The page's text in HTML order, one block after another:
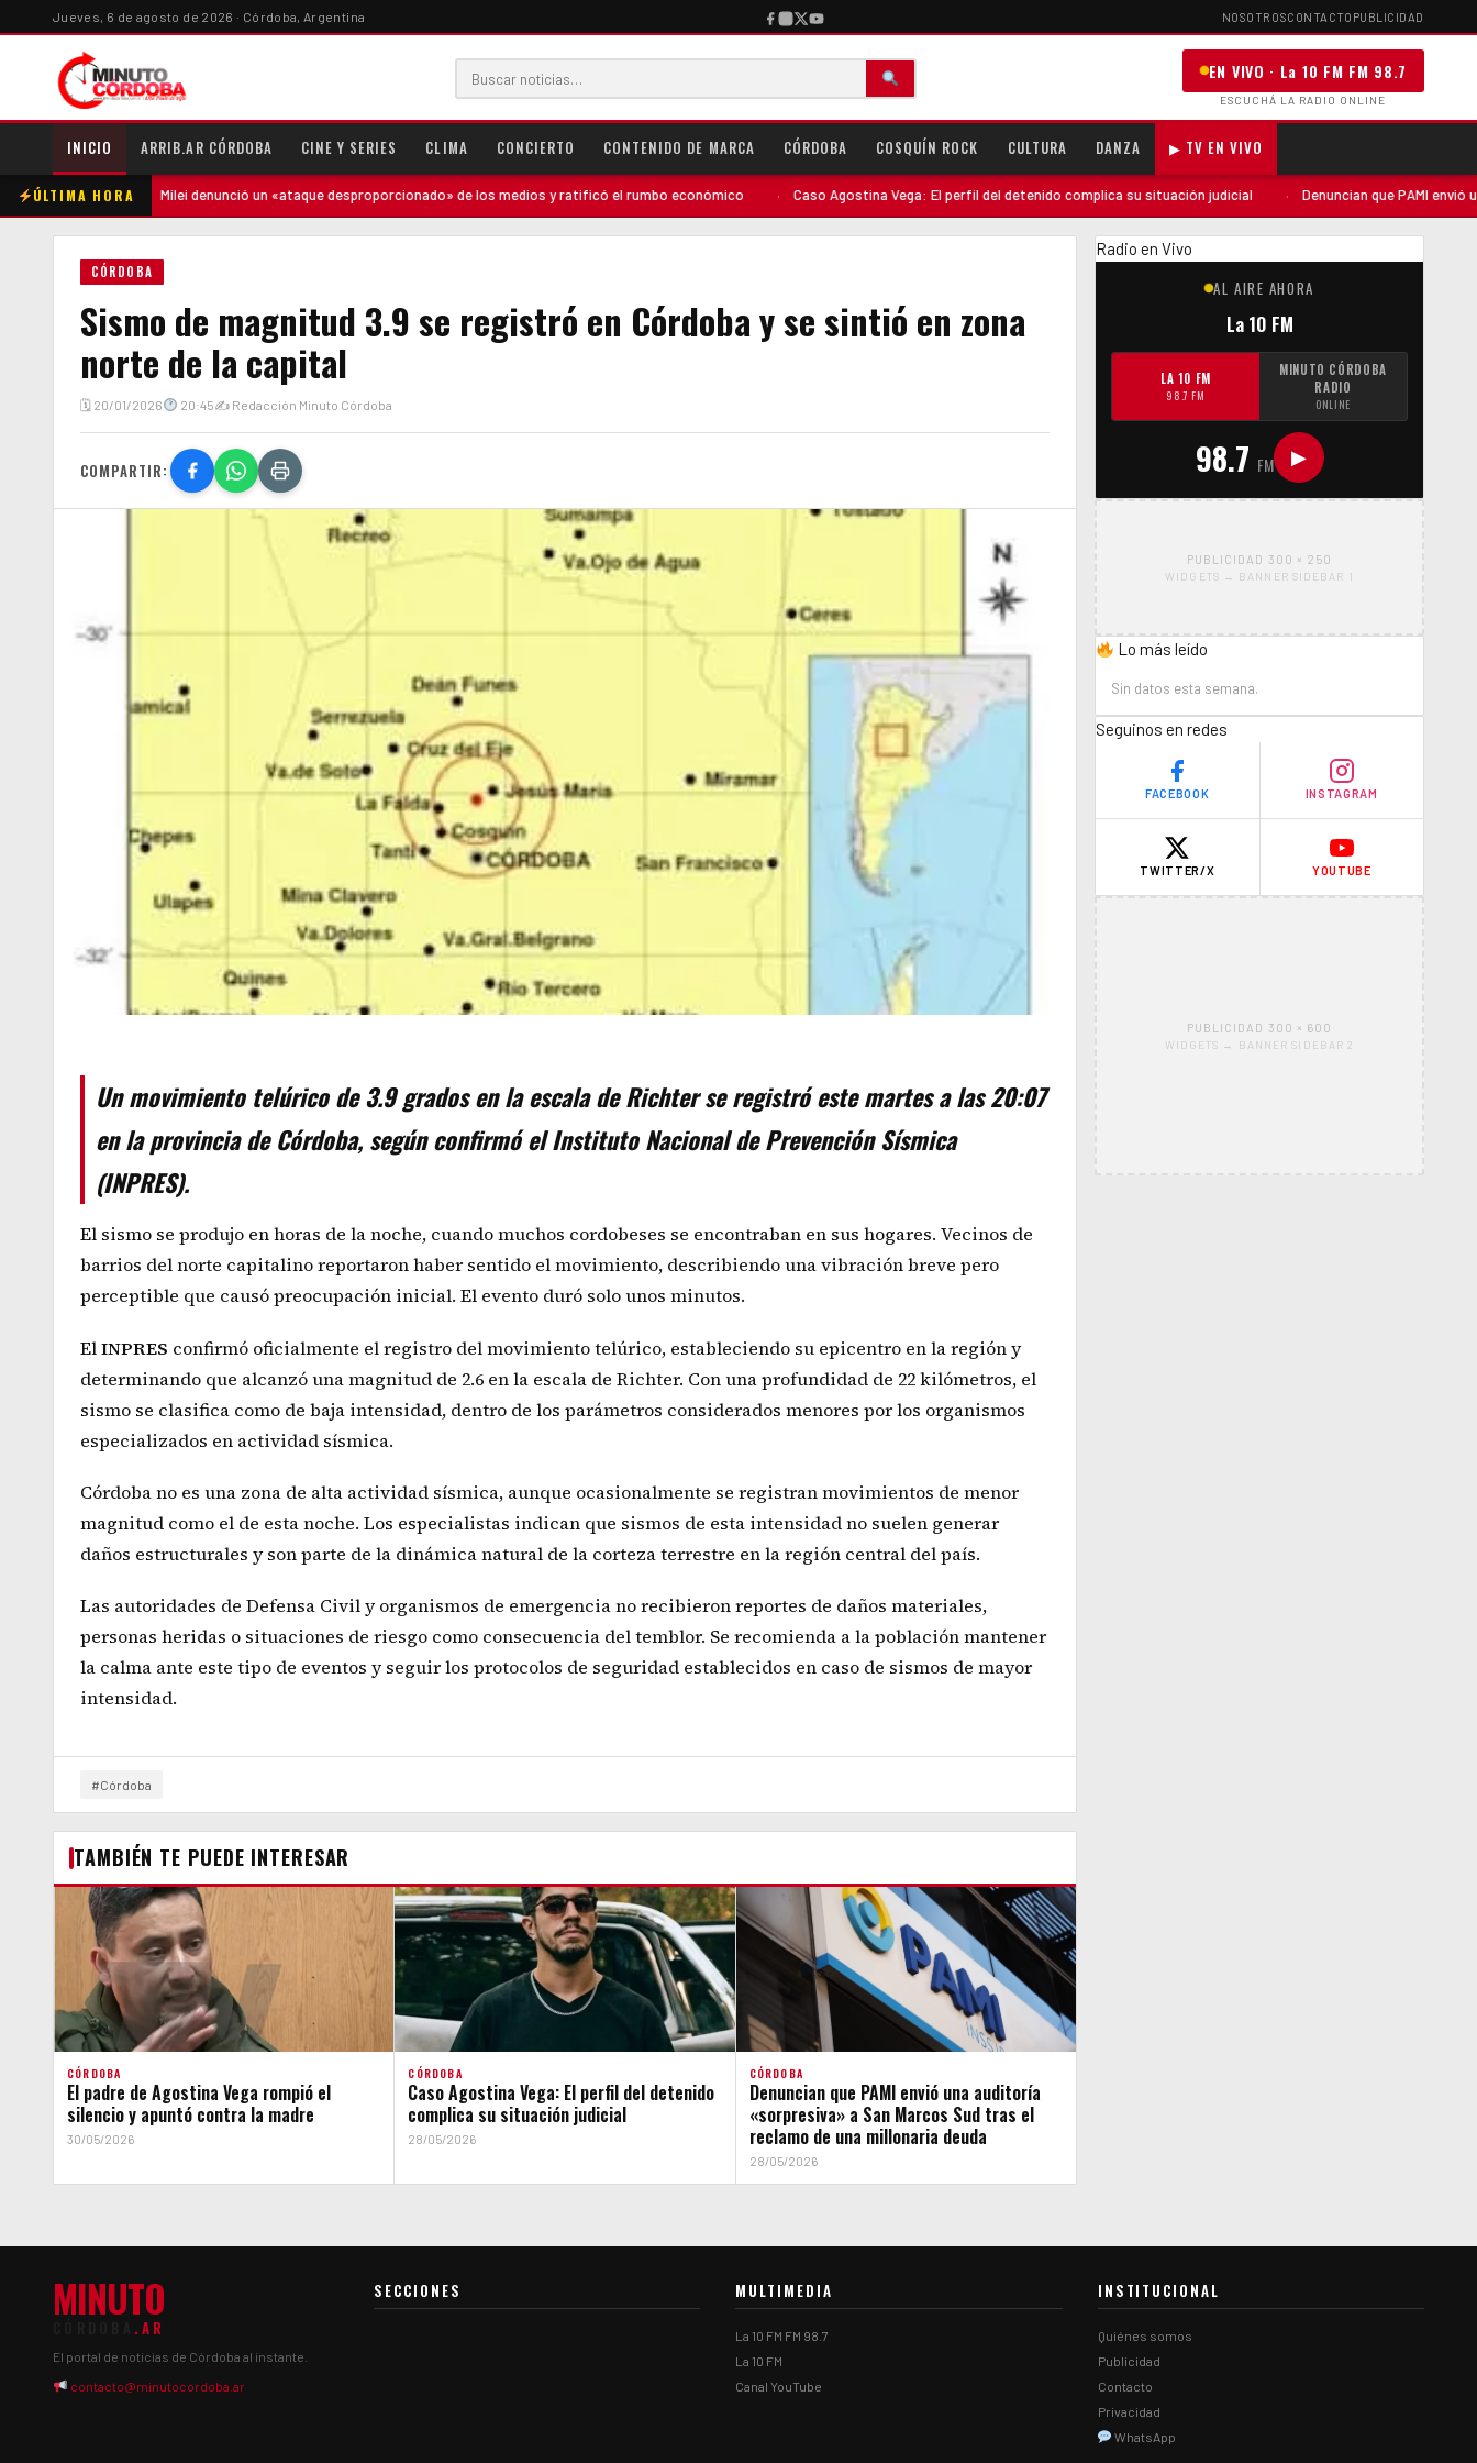
Jueves, 6 de agosto de 2026 · Córdoba, Argentina NOSOTROSCONTACTO PUBLICIDAD
EN VIVO · La 10 FM FM 98.7
ESCUCHÁ LA RADIO ONLINE
INICIO ARRIB.AR CÓRDOBA CINE Y SERIES CLIMA CONCIERTO CONTENIDO DE MARCA CÓRDOBA COSQUÍN ROCK CULTURA DANZA ▶ TV EN VIVO
ÚLTIMA HORA
madre · Milei denunció un «ataque desproporcionado» de los medios y ratificó el rumbo económico · Caso Agostina Vega: El perfil del detenido complica su situación judicial · Denuncian que PAMI envió una
CÓRDOBA
Sismo de magnitud 3.9 se registró en Córdoba y se sintió en zona
norte de la capital
🗓 20/01/2026 20:45✍ Redacción Minuto Córdoba
COMPARTIR:
Un movimiento telúrico de 3.9 grados en la escala de Richter se registró este martes a las 20:07
en la provincia de Córdoba, según confirmó el Instituto Nacional de Prevención Sísmica
(INPRES).
El sismo se produjo en horas de la noche, cuando muchos cordobeses se encontraban en sus hogares. Vecinos de
barrios del norte capitalino reportaron haber sentido el movimiento, describiendo una vibración breve pero
perceptible que causó preocupación inicial. El evento duró solo unos minutos.
ElINPRES confirmó oficialmente el registro del movimiento telúrico, estableciendo su epicentro en la región y
determinando que alcanzó una magnitud de 2.6 en la escala de Richter. Con una profundidad de 22 kilómetros, el
sismo se clasifica como de baja intensidad, dentro de los parámetros considerados menores por los organismos
especializados en actividad sísmica.
Córdoba no es una zona de alta actividad sísmica, aunque ocasionalmente se registran movimientos de menor
magnitud como el de esta noche. Los especialistas indican que sismos de esta intensidad no suelen generar
daños estructurales y son parte de la dinámica natural de la corteza terrestre en la región central del país.
Las autoridades de Defensa Civil y organismos de emergencia no recibieron reportes de daños materiales,
personas heridas o situaciones de riesgo como consecuencia del temblor. Se recomienda a la población mantener
la calma ante este tipo de eventos y seguir los protocolos de seguridad establecidos en caso de sismos de mayor
intensidad.
#Córdoba
TAMBIÉN TE PUEDE INTERESAR
CÓRDOBA
El padre de Agostina Vega rompió el
silencio y apuntó contra la madre
30/05/2026
CÓRDOBA
Caso Agostina Vega: El perfil del detenido
complica su situación judicial
28/05/2026
CÓRDOBA
Denuncian que PAMI envió una auditoría
«sorpresiva» a San Marcos Sud tras el
reclamo de una millonaria deuda
28/05/2026
Radio en Vivo
AL AIRE AHORA
La 10 FM
LA 10 FM
98.7 FM
MINUTO CÓRDOBA
RADIO
ONLINE
98.7 FM ▶
PUBLICIDAD 300 × 250
WIDGETS → BANNER SIDEBAR 1
Lo más leído
Sin datos esta semana.
Seguinos en redes
FACEBOOK INSTAGRAM
TWITTER/X YOUTUBE
PUBLICIDAD 300 × 600
WIDGETS → BANNER SIDEBAR 2
MINUTO
.AR
El portal de noticias de Córdoba al instante.
contacto@minutocordoba.ar
SECCIONES MULTIMEDIA
La 10 FM FM 98.7
La 10 FM
Canal YouTube
INSTITUCIONAL
Quiénes somos
Publicidad
Contacto
Privacidad
WhatsApp